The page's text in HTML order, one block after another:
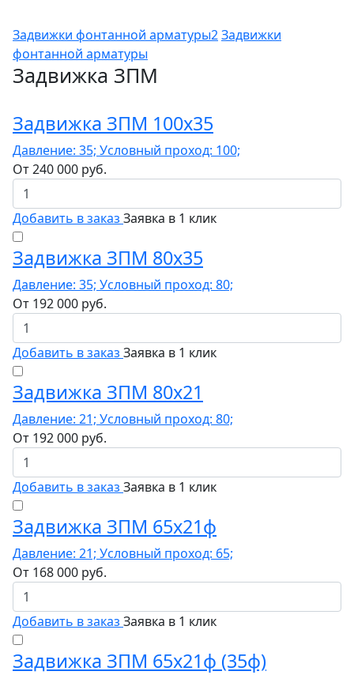
Задвижки фонтанной арматуры2Задвижки
фонтанной арматуры
Задвижка ЗПМ
Задвижка ЗПМ 100х35
Давление: 35; Условный проход: 100;
От240 000 руб.
Добавить в заказ Заявка в 1 клик
Задвижка ЗПМ 80х35
Давление: 35; Условный проход: 80;
От 192 000 руб.
Добавить в заказ Заявка в 1 клик
Задвижка ЗПМ 80х21
Давление: 21; Условный проход: 80;
От 192 000 руб.
Добавить в заказ Заявка в 1 клик
Задвижка ЗПМ 65х21ф
Давление: 21; Условный проход: 65;
От 168 000 руб.
Добавить в заказ Заявка в 1 клик
Задвижка ЗПМ 65х21ф (35ф)